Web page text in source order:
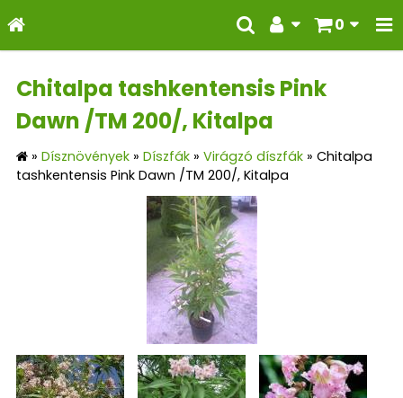
0
Chitalpa tashkentensis Pink
Dawn /TM 200/, Kitalpa
» Dísznövények » Díszfák » Virágzó díszfák » Chitalpa
tashkentensis Pink Dawn /TM 200/, Kitalpa